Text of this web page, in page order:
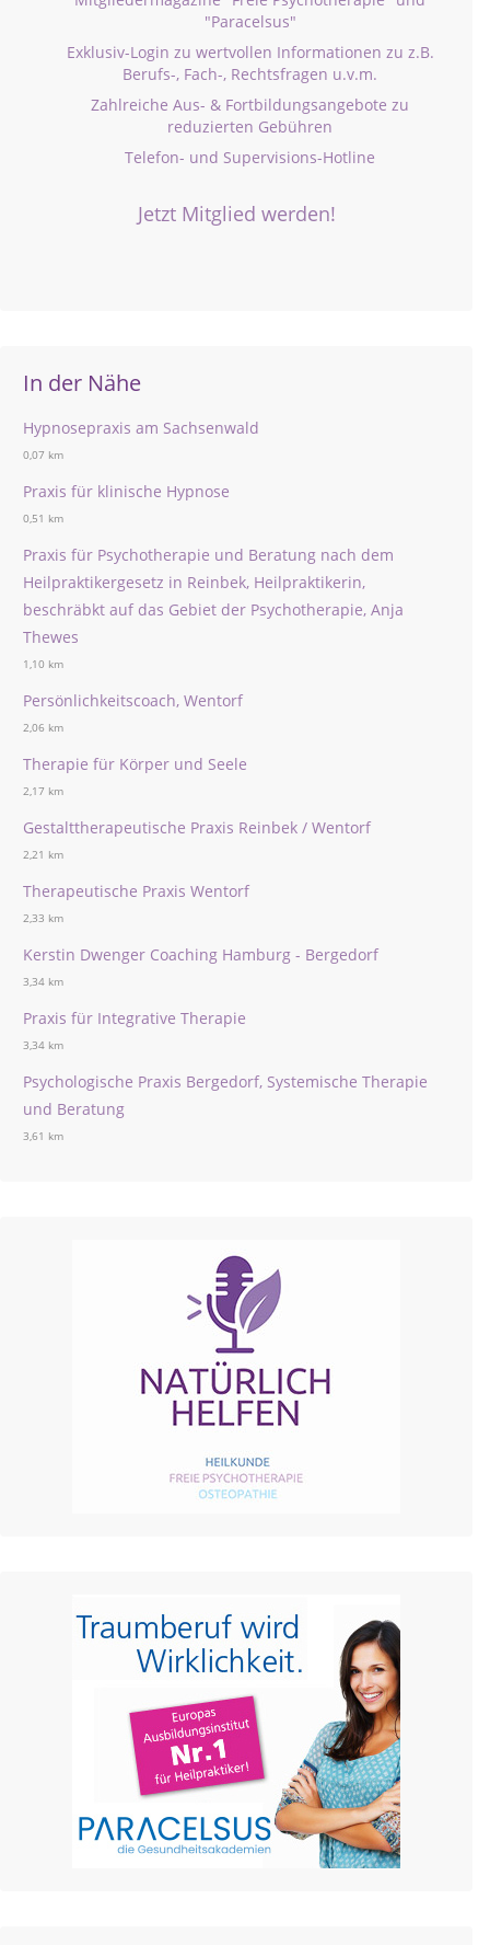
"Paracelsus"
Exklusiv-Login zu wertvollen Informationen zu z.B.
Berufs-, Fach-, Rechtsfragen u.v.m.
Zahlreiche Aus- & Fortbildungsangebote zu
reduzierten Gebühren
Telefon- und Supervisions-Hotline
Jetzt Mitglied werden!
In der Nähe
Hypnosepraxis am Sachsenwald
0,07 km
Praxis für klinische Hypnose
0,51 km
Praxis für Psychotherapie und Beratung nach dem
Heilpraktikergesetz in Reinbek, Heilpraktikerin,
beschräbkt auf das Gebiet der Psychotherapie, Anja
Thewes
1,10 km
Persönlichkeitscoach, Wentorf
2,06 km
Therapie für Körper und Seele
2,17 km
Gestalttherapeutische Praxis Reinbek / Wentorf
2,21 km
Therapeutische Praxis Wentorf
2,33 km
Kerstin Dwenger Coaching Hamburg - Bergedorf
3,34 km
Praxis für Integrative Therapie
3,34 km
Psychologische Praxis Bergedorf, Systemische Therapie
und Beratung
3,61 km